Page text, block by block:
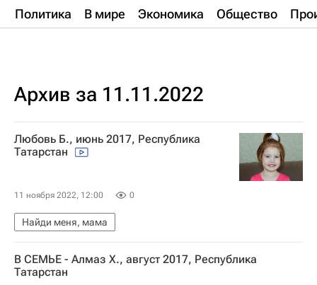
Политика В мире Экономика Общество
Архив за 11.11.2022
Любовь Б., июнь 2017, Республика
Татарстан
11 ноября 2022, 12:00 0
Найди меня, мама
В СЕМЬЕ - Алмаз Х., август 2017, Республика
Татарстан